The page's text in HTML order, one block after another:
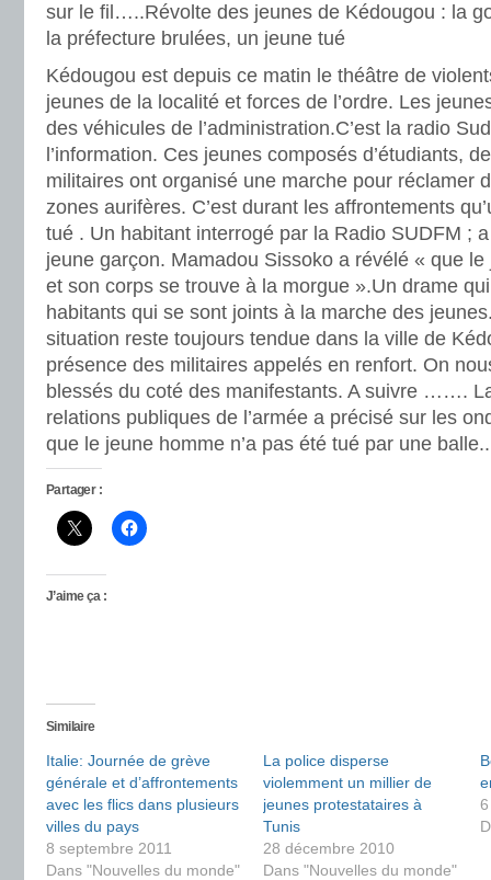
sur le fil…..Révolte des jeunes de Kédougou : la
la préfecture brulées, un jeune tué
Kédougou est depuis ce matin le théâtre de
jeunes de la localité et forces de l’ordre. Les
des véhicules de l’administration.C’est la radio
l’information. Ces jeunes composés d’étudiants,
militaires ont organisé une marche pour réclamer
zones aurifères. C’est durant les affrontements
tué . Un habitant interrogé par la Radio SUDFM ;
jeune garçon. Mamadou Sissoko a révélé « que
et son corps se trouve à la morgue ».Un drame
habitants qui se sont joints à la marche des
situation reste toujours tendue dans la ville de
présence des militaires appelés en renfort. On
blessés du coté des manifestants. A suivre …….
relations publiques de l’armée a précisé sur les
que le jeune homme n’a pas été tué par une balle..
Partager :
J’aime ça :
Similaire
Italie: Journée de grève
générale et d’affrontements
avec les flics dans plusieurs
villes du pays
8 septembre 2011
Dans "Nouvelles du monde"
La police disperse
violemment un millier de
jeunes protestataires à
Tunis
28 décembre 2010
Dans "Nouvelles du monde"